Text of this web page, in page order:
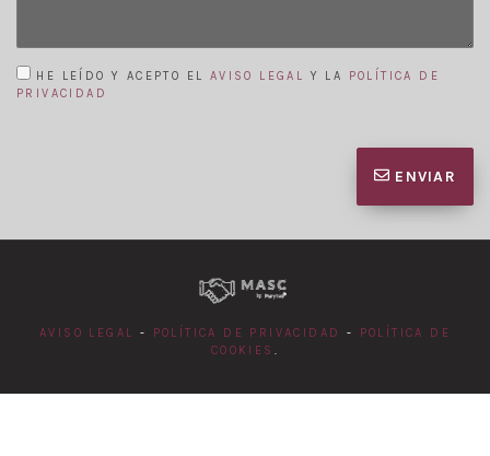
HE LEÍDO Y ACEPTO EL AVISO LEGAL Y LA
POLÍTICA DE
PRIVACIDAD
ENVIAR
AVISO LEGAL - POLÍTICA DE PRIVACIDAD -
POLÍTICA DE
COOKIES .